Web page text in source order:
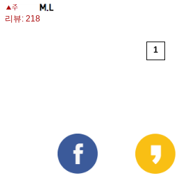
리뷰: 218
1